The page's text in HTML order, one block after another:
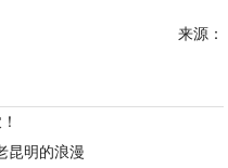
来源：
昆明的浪漫